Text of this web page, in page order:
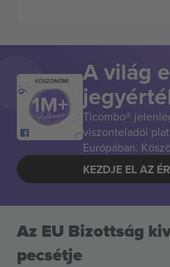
KÖSZÖNÖM! A világ
Ticombo®
viszonteladói
Európában.
KEZDJE EL AZ
Az EU Bizottság
pecsétje